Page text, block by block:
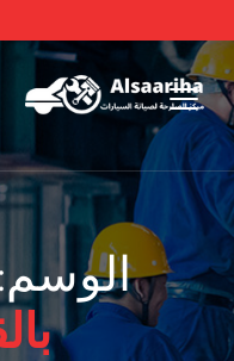
الوسم: